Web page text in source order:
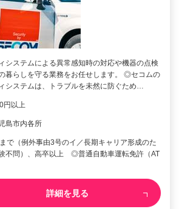
システムによる異常感知時の対応や機器の点検
暮らしを守る業務をお任せします。 ◎セコムの
システムは、トラブルを未然に防ぐため…
円以上
島市内各所
で（例外事由3号のイ／長期キャリア形成のた
不問）、高卒以上 ◎普通自動車運転免許（AT
詳細を見る